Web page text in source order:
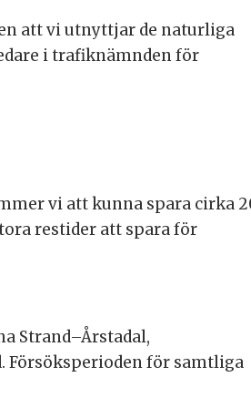
att vi utnyttjar de naturliga
i trafiknämnden för
vi att kunna spara cirka
restider att spara för
Strand–Årstadal,
Försöksperioden för samtliga